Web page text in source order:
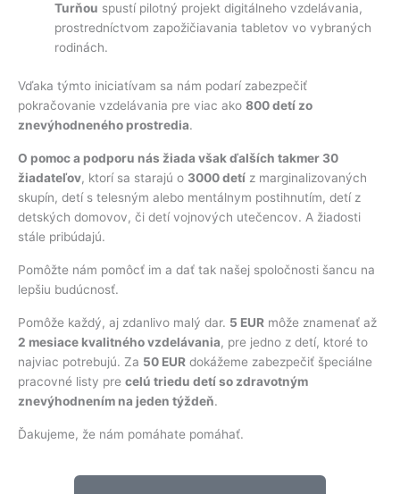
Turňou spustí pilotný projekt digitálneho vzdelávania,
prostredníctvom zapožičiavania tabletov vo vybraných
rodinách.
Vďaka týmto iniciatívam sa nám podarí zabezpečiť
pokračovanie vzdelávania pre viac ako 800 detí zo
znevýhodneného prostredia.
O pomoc a podporu nás žiada však ďalších takmer 30
žiadateľov, ktorí sa starajú o 3000 detí z marginalizovaných
skupín, detí s telesným alebo mentálnym postihnutím, detí z
detských domovov, či detí vojnových utečencov. A žiadosti
stále pribúdajú.
Pomôžte nám pomôcť im a dať tak našej spoločnosti šancu na
lepšiu budúcnosť.
Pomôže každý, aj zdanlivo malý dar. 5 EUR môže znamenať až
2 mesiace kvalitného vzdelávania, pre jedno z detí, ktoré to
najviac potrebujú. Za 50 EUR dokážeme zabezpečiť špeciálne
pracovné listy pre celú triedu detí so zdravotným
znevýhodnením na jeden týždeň.
Ďakujeme, že nám pomáhate pomáhať.